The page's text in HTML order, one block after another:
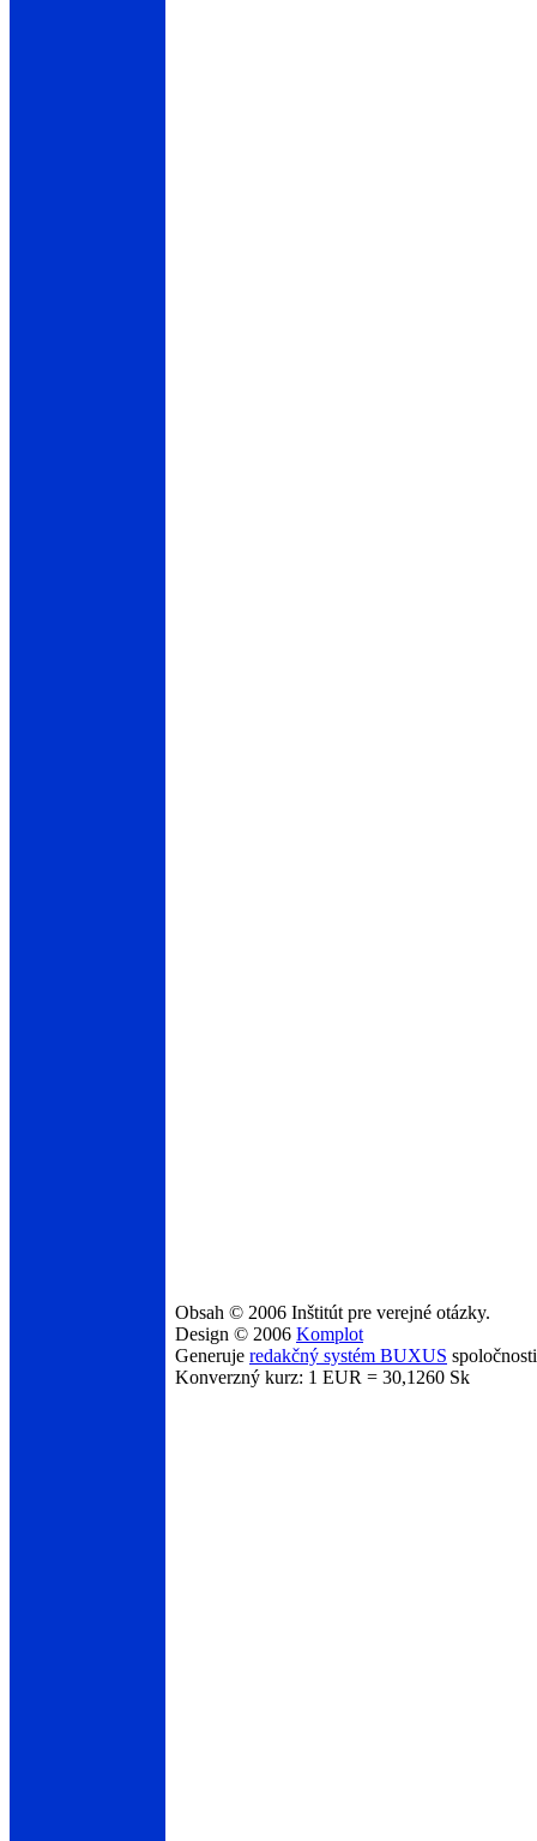
Obsah © 2006 Inštitút pre verejné otázky.
Design © 2006 Komplot
Generuje redakčný systém BUXUS
Konverzný kurz: 1 EUR = 30,1260 Sk